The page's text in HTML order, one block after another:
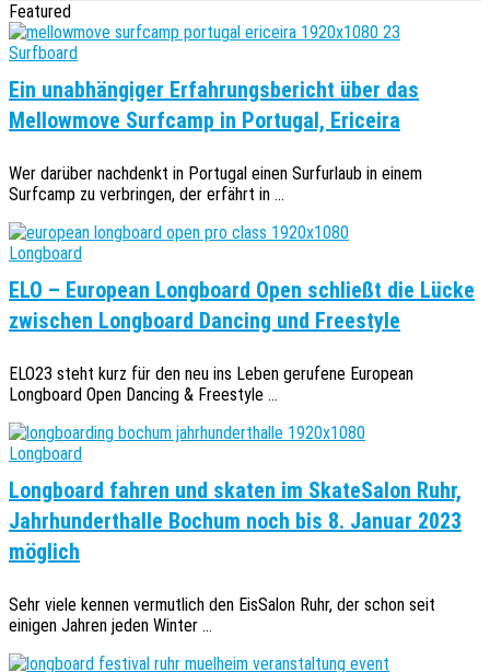
Featured
Surfboard
Ein unabhängiger Erfahrungsbericht über das
Mellowmove Surfcamp in Portugal, Ericeira
Wer darüber nachdenkt in Portugal einen Surfurlaub in einem
Surfcamp zu verbringen, der erfährt in ...
Longboard
ELO – European Longboard Open schließt die Lücke
zwischen Longboard Dancing und Freestyle
ELO23 steht kurz für den neu ins Leben gerufene European
Longboard Open Dancing & Freestyle ...
Longboard
Longboard fahren und skaten im SkateSalon Ruhr,
Jahrhunderthalle Bochum noch bis 8. Januar 2023
möglich
Sehr viele kennen vermutlich den EisSalon Ruhr, der schon seit
einigen Jahren jeden Winter ...